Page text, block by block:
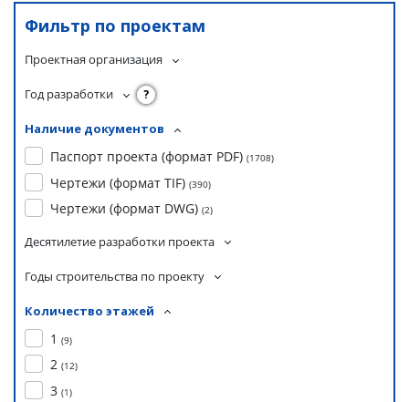
Фильтр по проектам
Проектная организация
Год разработки ?
Наличие документов
Паспорт проекта (формат PDF) (1708)
Чертежи (формат TIF) (390)
Чертежи (формат DWG) (2)
Десятилетие разработки проекта
Годы строительства по проекту
Количество этажей
1 (9)
2 (12)
3 (1)